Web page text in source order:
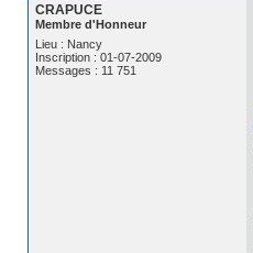
CRAPUCE
Membre d'Honneur
Lieu : Nancy
Inscription : 01-07-2009
Messages : 11 751